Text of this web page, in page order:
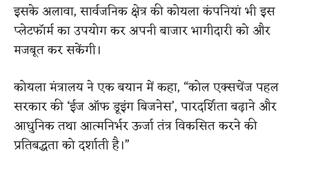
इसके अलावा, सार्वजनिक क्षेत्र की कोयला कंपनियां भी इस
प्लेटफॉर्म का उपयोग कर अपनी बाजार भागीदारी को और
मजबूत कर सकेंगी।
कोयला मंत्रालय ने एक बयान में कहा, “कोल एक्सचेंज पहल
सरकार की ‘ईज ऑफ डूइंग बिजनेस’, पारदर्शिता बढ़ाने और
आधुनिक तथा आत्मनिर्भर ऊर्जा तंत्र विकसित करने की
प्रतिबद्धता को दर्शाती है।”